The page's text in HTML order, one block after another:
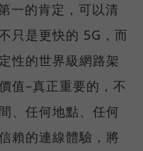
一的肯定，可以清
只是更快的 5G，而
性的世界級網路架
值–真正重要的，不
、任何地點、任何
賴的連線體驗，將